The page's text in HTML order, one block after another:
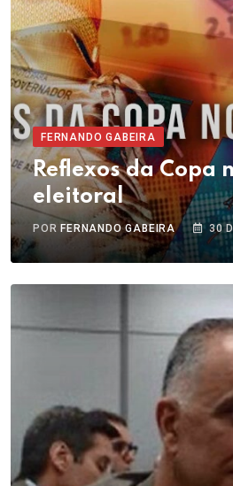
FERNANDO GABEIRA
Reflexos da Copa
eleitoral
PORFERNANDO GABEIRA 30